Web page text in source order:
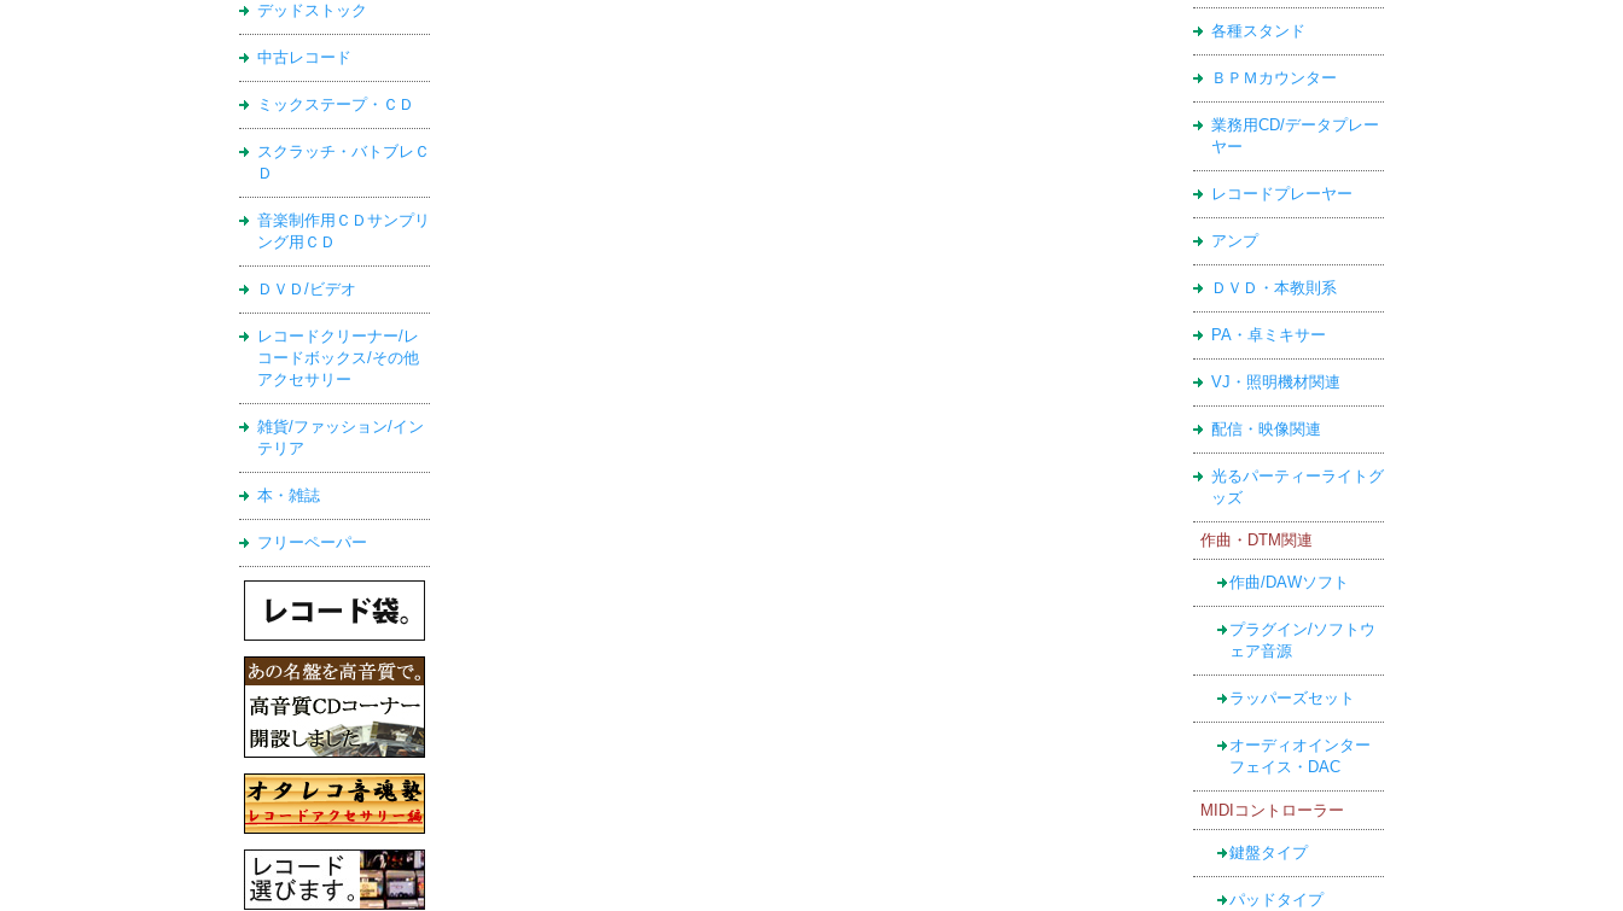
デッドストック
中古レコード
ミックステープ・ＣＤ
スクラッチ・バトブレＣ
Ｄ
音楽制作用ＣＤサンプリ
ング用ＣＤ
ＤＶＤ/ビデオ
レコードクリーナー/レ
コードボックス/その他
アクセサリー
雑貨/ファッション/イン
テリア
本・雑誌
フリーペーパー
各種スタンド
ＢＰＭカウンター
業務用CD/データプレー
ヤー
レコードプレーヤー
アンプ
ＤＶＤ・本教則系
PA・卓ミキサー
VJ・照明機材関連
配信・映像関連
光るパーティーライトグ
ッズ
作曲・DTM関連
作曲/DAWソフト
プラグイン/ソフトウ
ェア音源
ラッパーズセット
オーディオインター
フェイス・DAC
MIDIコントローラー
鍵盤タイプ
パッドタイプ